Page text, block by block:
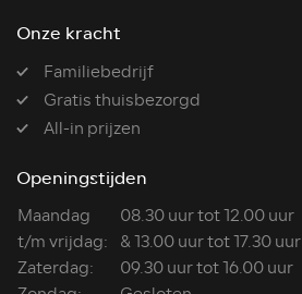
Onze kracht
Familiebedrijf
Gratis thuisbezorgd
All-in prijzen
Openingstijden
Maandag
08.30 uur tot 12.00 uur
t/m vrijdag: & 13.00 uur tot 17.30 uur
Zaterdag:
09.30 uur tot 16.00 uur